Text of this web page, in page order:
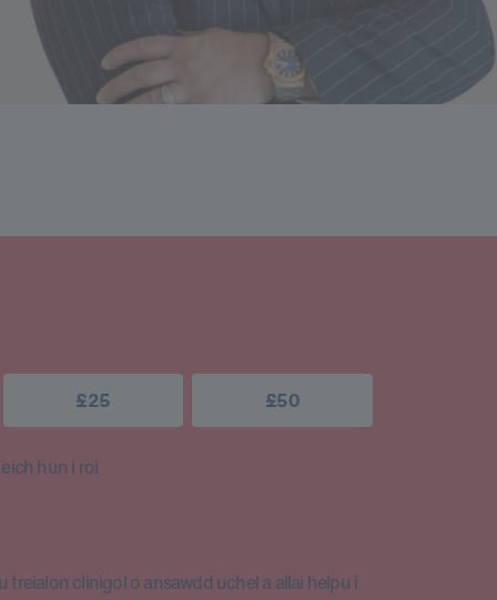
£25 £50
hun i roi
treialon clinigol o ansawdd uchel a allai helpu i